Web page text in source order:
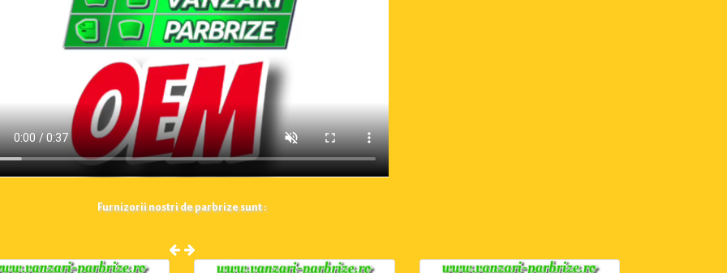
Furnizorii nostri de parbrize sunt :